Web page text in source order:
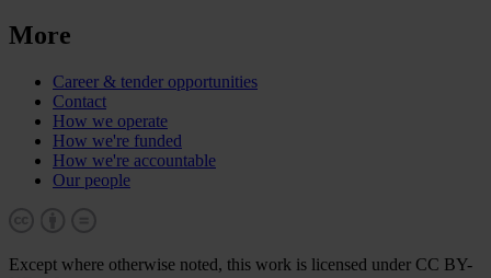
More
Career & tender opportunities
Contact
How we operate
How we're funded
How we're accountable
Our people
Except where otherwise noted, this work is licensed under CC BY-